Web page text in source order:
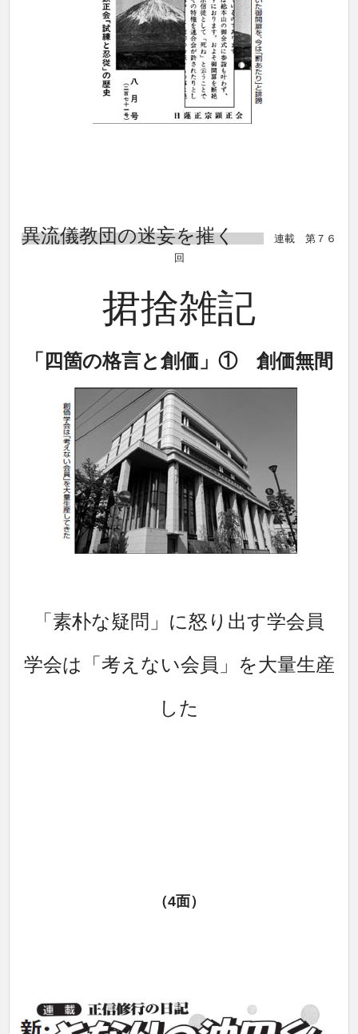
異流儀教団の迷妄を摧く
連載 第７６
回
捃捨雑記
「四箇の格言と創価」① 創価無間
「素朴な疑問」に怒り出す学会員
学会は「考えない会員」を大量生産
した
（4面）